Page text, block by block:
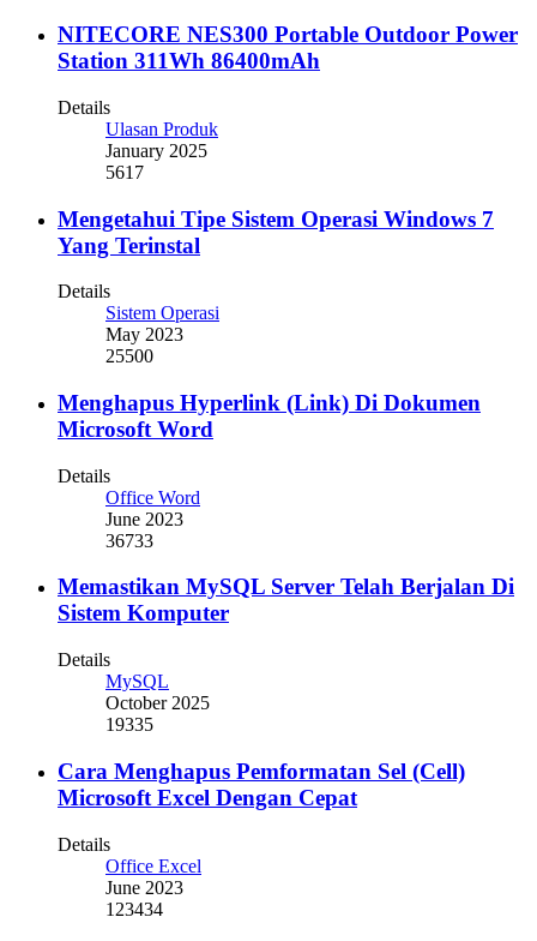
NITECORE NES300 Portable Outdoor Power
Station 311Wh 86400mAh
Details
Ulasan Produk
January 2025
5617
Mengetahui Tipe Sistem Operasi Windows 7
Yang Terinstal
Details
Sistem Operasi
May 2023
25500
Menghapus Hyperlink (Link) Di Dokumen
Microsoft Word
Details
Office Word
June 2023
36733
Memastikan MySQL Server Telah Berjalan Di
Sistem Komputer
Details
MySQL
October 2025
19335
Cara Menghapus Pemformatan Sel (Cell)
Microsoft Excel Dengan Cepat
Details
Office Excel
June 2023
123434